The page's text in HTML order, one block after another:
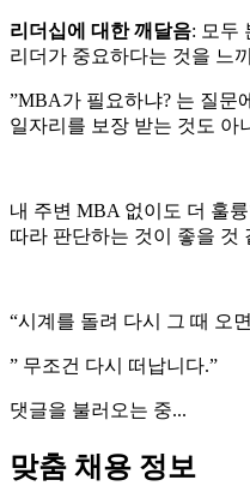
리더십에 대한 깨달음: 모두
리더가 중요하다는 것을 느
​”MBA가 필요하냐? 는 질문
일자리를 보장 받는 것도 아
내 주변 MBA 없이도 더 훌
따라 판단하는 것이 좋을 것
“시계를 돌려 다시 그 때 오
” 무조건 다시 떠납니다.”
댓글을 불러오는 중...
맞춤 채용 정보